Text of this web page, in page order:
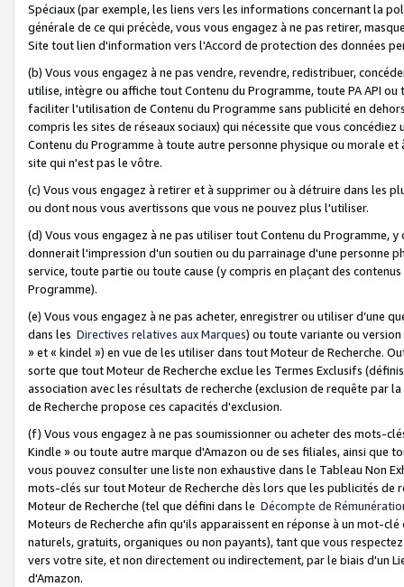
Spéciaux (par exemple, les liens vers les informations concernant la
générale de ce qui précède, vous vous engagez à ne pas retirer,
Site tout lien d'information vers l'Accord de protection des données
(b) Vous vous engagez à ne pas vendre, revendre, redistribuer,
utilise, intègre ou affiche tout Contenu du Programme, toute PA API
faciliter l'utilisation de Contenu du Programme sans publicité en
compris les sites de réseaux sociaux) qui nécessite que vous
Contenu du Programme à toute autre personne physique ou morale
site qui n'est pas le vôtre.
(c) Vous vous engagez à retirer et à supprimer ou à détruire dans les
ou dont nous vous avertissons que vous ne pouvez plus l'utiliser.
(d) Vous vous engagez à ne pas utiliser tout Contenu du Programme,
donnerait l'impression d'un soutien ou du parrainage d'une personne
service, toute partie ou toute cause (y compris en plaçant des
Programme).
(e) Vous vous engagez à ne pas acheter, enregistrer ou utiliser d’une
dans les Directives relatives aux Marques) ou toute variante ou
» et « kindel ») en vue de les utiliser dans tout Moteur de Recherche.
sorte que tout Moteur de Recherche exclue les Termes Exclusifs
association avec les résultats de recherche (exclusion de requête
de Recherche propose ces capacités d'exclusion.
(f) Vous vous engagez à ne pas soumissionner ou acheter des mots-
Kindle » ou toute autre marque d'Amazon ou de ses filiales, ainsi que
vous pouvez consulter une liste non exhaustive dans le Tableau Non
mots-clés sur tout Moteur de Recherche dès lors que les publicités de
Moteur de Recherche (tel que défini dans le Décompte de
Moteurs de Recherche afin qu'ils apparaissent en réponse à un mot-
naturels, gratuits, organiques ou non payants), tant que vous
vers votre site, et non directement ou indirectement, par le biais d'un
d'Amazon.